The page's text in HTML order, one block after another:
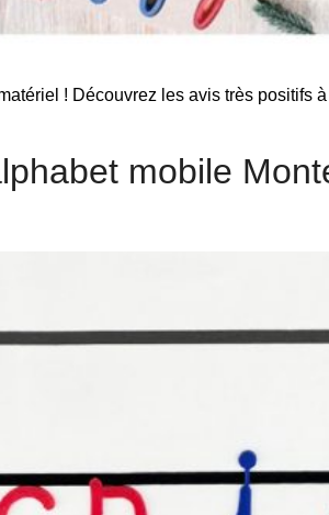
! Découvrez les avis très
mobile